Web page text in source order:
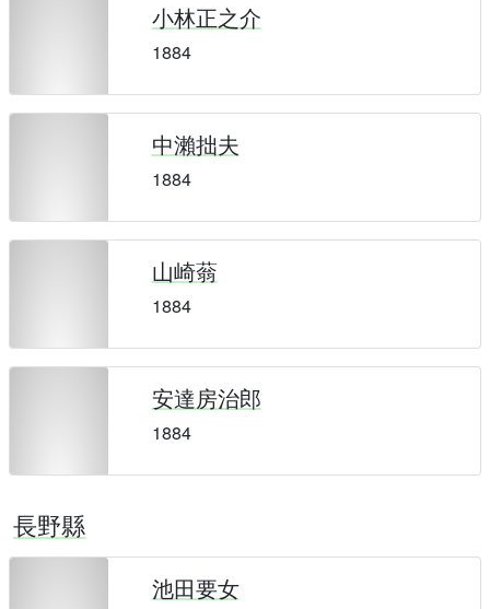
小林正之介
1884
中瀨拙夫
1884
山崎蓊
1884
安達房治郎
1884
長野縣
池田要女